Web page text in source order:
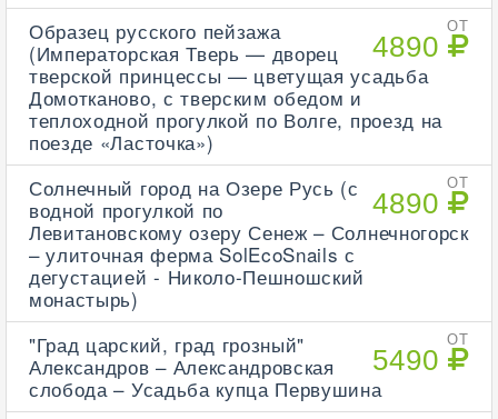
ОТ
4890
Образец русского пейзажа
(Императорская Тверь — дворец
тверской принцессы — цветущая усадьба
Домотканово, с тверским обедом и
теплоходной прогулкой по Волге, проезд на
поезде «Ласточка»)
ОТ
4890
Солнечный город на Озере Русь (с
водной прогулкой по
Левитановскому озеру Сенеж – Солнечногорск
– улиточная ферма SolEcoSnails с
дегустацией - Николо-Пешношский
монастырь)
ОТ
5490
"Град царский, град грозный"
Александров – Александровская
слобода – Усадьба купца Первушина